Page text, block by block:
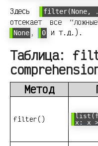
Здесь filter(None,
отсекает все
None , 0 и т.д.).
Таблица:
Метод
filter()
x: x